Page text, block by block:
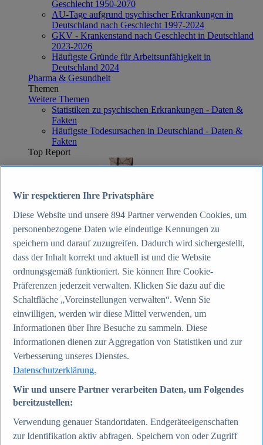
Geschlecht 1950-2070
AU-Tage aufgrund psychischer Erkrankungen in
Deutschland nach Geschlecht 1997-2024
GKV - Krankenstand nach Geschlecht in Deutschland
2023-2026
Häufigste Gründe für Arbeitsunfähigkeit in
Deutschland 2024
Pharma & Gesundheit
Themen
Weitere Themen
Statistiken zu psychischen Erkrankungen - Daten &
Fakten
Häufigste Todesursachen in Deutschland - Daten &
Fakten
Top Report
Zum Report
Internet
Beliebte Statistiken
Aktuelle Statistiken
Anzahl der Social-Media-Nutzer weltweit 2012-2025
Social Networks mit den meisten Nutzern weltweit
2025
Soziale Netzwerke in Deutschland nach Generationen
2025
Instagram - Nutzung nach Alter und Geschlecht in
Deutschland 2025
Podcasts - Nutzung 2016-2025
Internet
Weitere Themen
Social Media - Daten & Fakten
Top Report
Wir respektieren Ihre Privatsphäre
Diese Website und unsere 894 Partner verwenden Cookies, um
personenbezogene Daten wie eindeutige Kennungen zu
speichern und darauf zuzugreifen. Dadurch wird sichergestellt,
dass der Inhalt korrekt und aktuell ist und die Website
ordnungsgemäß funktioniert. Sie können Ihre Cookie-
Präferenzen jederzeit verwalten. Klicken Sie dazu auf die
Schaltfläche „Voreinstellungen verwalten“. Wenn Sie
einwilligen, werden wir diese Mittel verwenden, um
Informationen über Ihre Besuche zu sammeln. Diese
Informationen dienen zur Aggregation von Statistiken und zur
Verbesserung unseres Dienstes.
Datenschutzerklärung.
Wir und unsere Partner verarbeiten Daten, um Folgendes
bereitzustellen:
Verwendung genauer Standortdaten. Endgeräteeigenschaften
zur Identifikation aktiv abfragen. Speichern von oder Zugriff